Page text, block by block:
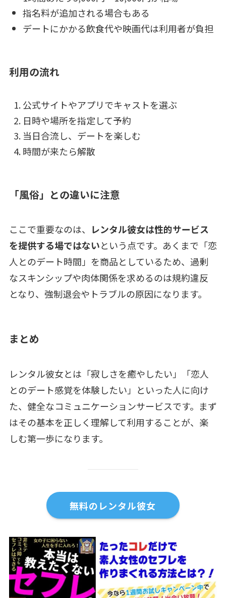
指名料が追加される場合もある
デートにかかる飲食代や映画代は利用者が負担
利用の流れ
公式サイトやアプリでキャストを選ぶ
日時や場所を指定して予約
当日合流し、デートを楽しむ
時間が来たら解散
「風俗」との違いに注意
ここで重要なのは、 レンタル彼女は性的サービス
を提供する場ではないという点です。あくまで「恋
人とのデート時間」を商品としているため、過剰
なスキンシップや肉体関係を求めるのは規約違反
となり、強制退会やトラブルの原因になります。
まとめ
レンタル彼女とは「寂しさを癒やしたい」「恋人
とのデート感覚を体験したい」といった人に向け
た、健全なコミュニケーションサービスです。まず
はその基本を正しく理解して利用することが、楽
しむ第一歩になります。
無料のレンタル彼女